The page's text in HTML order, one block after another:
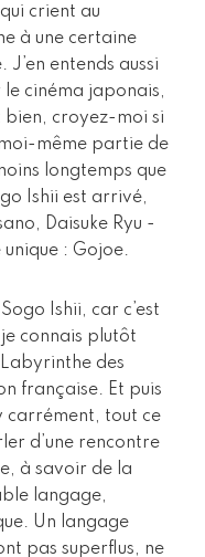
crient au
à une certaine
entends aussi
cinéma japonais,
bien, croyez-moi si
même partie de
longtemps que
Ishii est arrivé,
Daisuke Ryu -
: Gojoe.
Ishii, car c’est
connais plutôt
des
française. Et puis
carrément, tout ce
d’une rencontre
à savoir de la
langage,
Un langage
pas superflus, ne